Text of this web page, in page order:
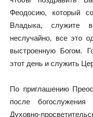
Феодосию, который
Владыка, служите
неслучайно, все это
выстроенную Богом.
этот день и служить
По приглашению
после богослужения
Духовно-